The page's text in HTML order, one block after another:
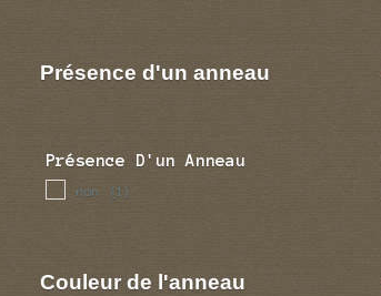
Présence d'un anneau
Présence D'un Anneau
non (1)
Couleur de l'anneau